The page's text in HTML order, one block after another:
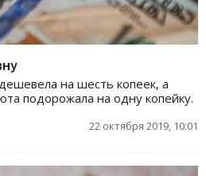
на шесть копеек, а
подорожала на одну копейку.
22 октября 2019, 10:01